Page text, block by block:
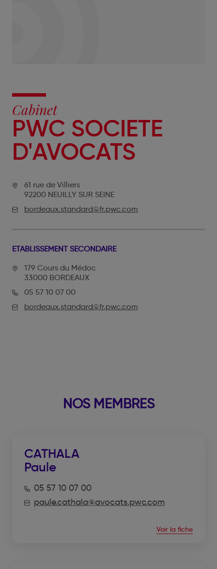
Cabinet
PWC SOCIETE
D'AVOCATS
61 rue de Villiers
92200 NEUILLY SUR SEINE
bordeaux.standard@fr.pwc.com
ETABLISSEMENT SECONDAIRE
179 Cours du Médoc
33000 BORDEAUX
05 57 10 07 00
bordeaux.standard@fr.pwc.com
NOS MEMBRES
CATHALA
Paule
05 57 10 07 00
paule.cathala@avocats.pwc.com
Voir la fiche